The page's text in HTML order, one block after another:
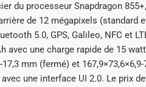
du processeur Snapdragon
de 12 mégapixels (standard
5.0, GPS, Galileo, NFC et
avec une charge rapide de 15
mm (fermé) et
une interface UI 2.0. Le prix